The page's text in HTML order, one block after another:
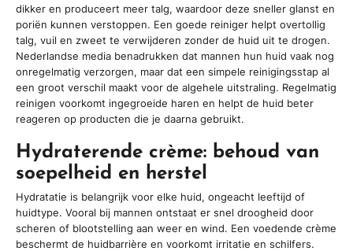
dikker en produceert meer talg, waardoor deze sneller glanst en
poriën kunnen verstoppen. Een goede reiniger helpt overtollig
talg, vuil en zweet te verwijderen zonder de huid uit te drogen.
Nederlandse media benadrukken dat mannen hun huid vaak nog
onregelmatig verzorgen, maar dat een simpele reinigingsstap al
een groot verschil maakt voor de algehele uitstraling. Regelmatig
reinigen voorkomt ingegroeide haren en helpt de huid beter
reageren op producten die je daarna gebruikt.
Hydraterende crème: behoud van
soepelheid en herstel
Hydratatie is belangrijk voor elke huid, ongeacht leeftijd of
huidtype. Vooral bij mannen ontstaat er snel droogheid door
scheren of blootstelling aan weer en wind. Een voedende crème
beschermt de huidbarrière en voorkomt irritatie en schilfers.